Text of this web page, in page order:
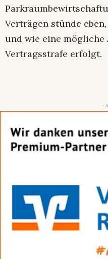
Verträgen stünde
und wie eine
Vertragsstrafe erfolgt.
-